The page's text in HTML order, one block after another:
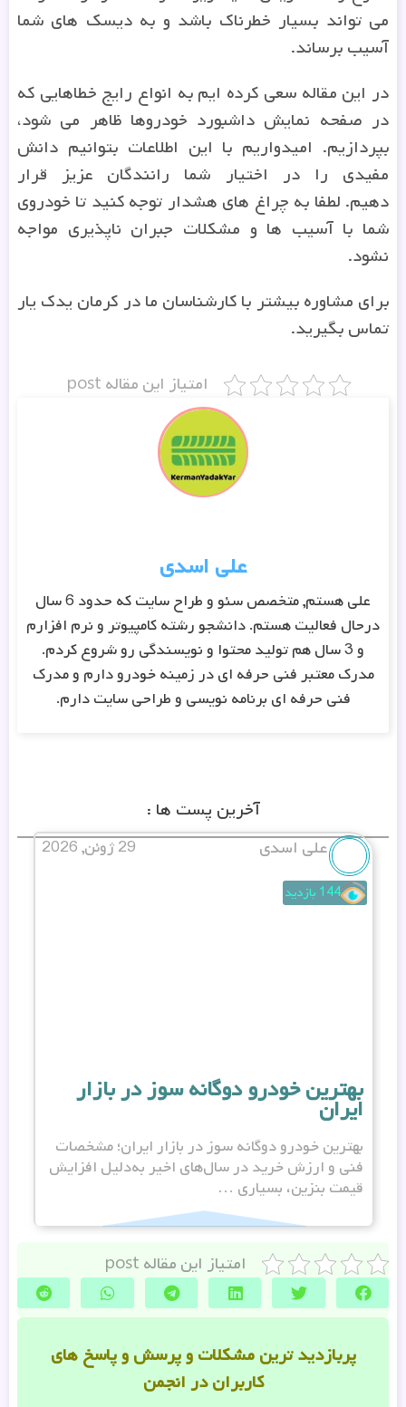
می تواند بسیار خطرناک باشد و به دیسک های شما
آسیب برساند.
در این مقاله سعی کرده ایم به انواع رایج خطاهایی که
در صفحه نمایش داشبورد خودروها ظاهر می شود،
بپردازیم. امیدواریم با این اطلاعات بتوانیم دانش
مفیدی را در اختیار شما رانندگان عزیز قرار
دهیم. لطفا به چراغ های هشدار توجه کنید تا خودروی
شما با آسیب ها و مشکلات جبران ناپذیری مواجه
نشود.
برای مشاوره بیشتر با کارشناسان ما در کرمان یدک یار
تماس بگیرید.
امتیاز این مقاله post
علی اسدی
علی هستم, متخصص سئو و طراح سایت که حدود 6 سال
درحال فعالیت هستم. دانشجو رشته کامپیوتر و نرم افزارم
و 3 سال هم تولید محتوا و نویسندگی رو شروع کردم.
مدرک معتبر فنی حرفه ای در زمینه خودرو دارم و مدرک
فنی حرفه ای برنامه نویسی و طراحی سایت دارم.
آخرین پست ها :
علی اسدی 29 ژوئن, 2026
144 بازدید
بهترین خودرو دوگانه سوز در بازار
ایران
بهترین خودرو دوگانه سوز در بازار ایران؛ مشخصات
فنی و ارزش خرید در سال‌های اخیر به‌دلیل افزایش
قیمت بنزین، بسیاری …
امتیاز این مقاله post
پربازدید ترین مشکلات و پرسش و پاسخ های
کاربران در انجمن